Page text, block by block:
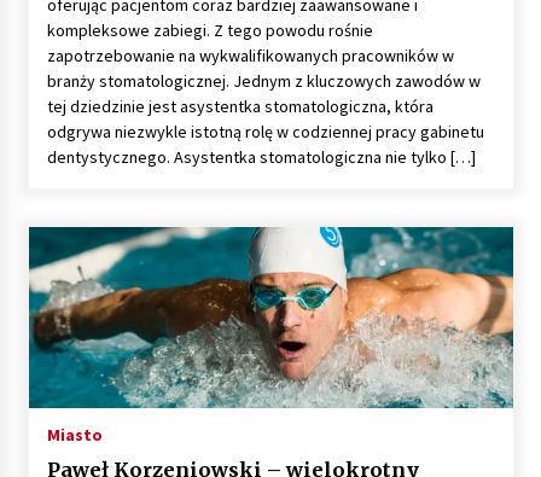
oferując pacjentom coraz bardziej zaawansowane i
kompleksowe zabiegi. Z tego powodu rośnie
zapotrzebowanie na wykwalifikowanych pracowników w
branży stomatologicznej. Jednym z kluczowych zawodów w
tej dziedzinie jest asystentka stomatologiczna, która
odgrywa niezwykle istotną rolę w codziennej pracy gabinetu
dentystycznego. Asystentka stomatologiczna nie tylko […]
Miasto
Paweł Korzeniowski – wielokrotny